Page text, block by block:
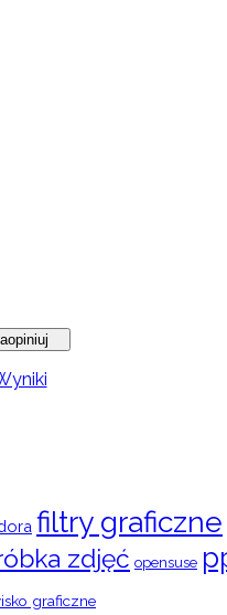
filtry graficzne
zdjęć opensuse
graficzne